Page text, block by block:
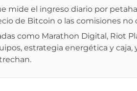
mide el ingreso diario por
de Bitcoin o las comisiones no
como Marathon Digital, Riot
estrategia energética y